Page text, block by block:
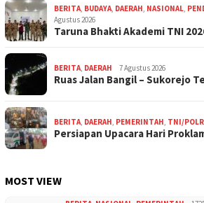
BERITA BUDAYA DAERAH NASIONAL
Agustus 2026
Taruna Bhakti Akademi TNI
BERITA DAERAH 7 Agustus 2026
Ruas Jalan Bangil – Sukorejo
BERITA DAERAH PEMERINTAH TNI/
Persiapan Upacara Hari
MOST VIEW